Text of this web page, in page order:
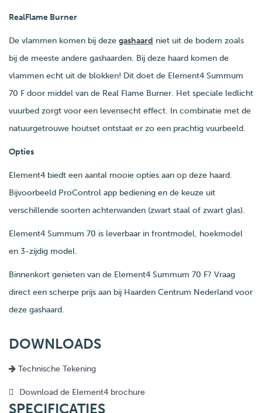
RealFlame Burner
De vlammen komen bij deze gashaard niet uit de bodem zoals
bij de meeste andere gashaarden. Bij deze haard komen de
vlammen echt uit de blokken! Dit doet de Element4 Summum
70 F door middel van de Real Flame Burner. Het speciale ledlicht
vuurbed zorgt voor een levensecht effect. In combinatie met de
natuurgetrouwe houtset ontstaat er zo een prachtig vuurbeeld.
Opties
Element4 biedt een aantal mooie opties aan op deze haard.
Bijvoorbeeld ProControl app bediening en de keuze uit
verschillende soorten achterwanden (zwart staal of zwart glas).
Element4 Summum 70 is leverbaar in frontmodel, hoekmodel
en 3-zijdig model.
Binnenkort genieten van de Element4 Summum 70 F? Vraag
direct een scherpe prijs aan bij Haarden Centrum Nederland voor
deze gashaard.
DOWNLOADS
Technische Tekening
Download de Element4 brochure
SPECIFICATIES